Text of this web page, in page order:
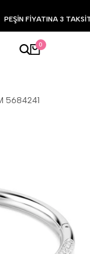
PEŞİN FİYATINA 3
0
5684241